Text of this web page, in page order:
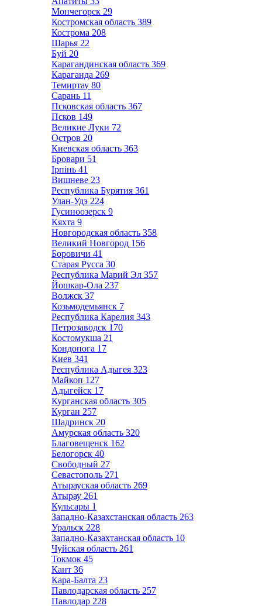
Мончегорск 29
Костромская область 389
Кострома 208
Шарья 22
Буй 20
Карагандинская область 369
Караганда 269
Темиртау 80
Сарань 11
Псковская область 367
Псков 149
Великие Луки 72
Остров 20
Киевская область 363
Бровари 51
Ірпінь 41
Вишневе 23
Республика Бурятия 361
Улан-Удэ 224
Гусиноозерск 9
Кяхта 9
Новгородская область 358
Великий Новгород 156
Боровичи 41
Старая Русса 30
Республика Марий Эл 357
Йошкар-Ола 237
Волжск 37
Козьмодемьянск 7
Республика Карелия 343
Петрозаводск 170
Костомукша 21
Кондопога 17
Киев 341
Республика Адыгея 323
Майкоп 127
Адыгейск 17
Курганская область 305
Курган 257
Шадринск 20
Амурская область 320
Благовещенск 162
Белогорск 40
Свободный 27
Севастополь 271
Атырауская область 269
Атырау 261
Кульсары 1
Западно-Казахстанская область 263
Уральск 228
Западно-Казахтанская область 10
Чуйская область 261
Токмок 45
Кант 36
Кара-Балта 23
Павлодарская область 257
Павлодар 228